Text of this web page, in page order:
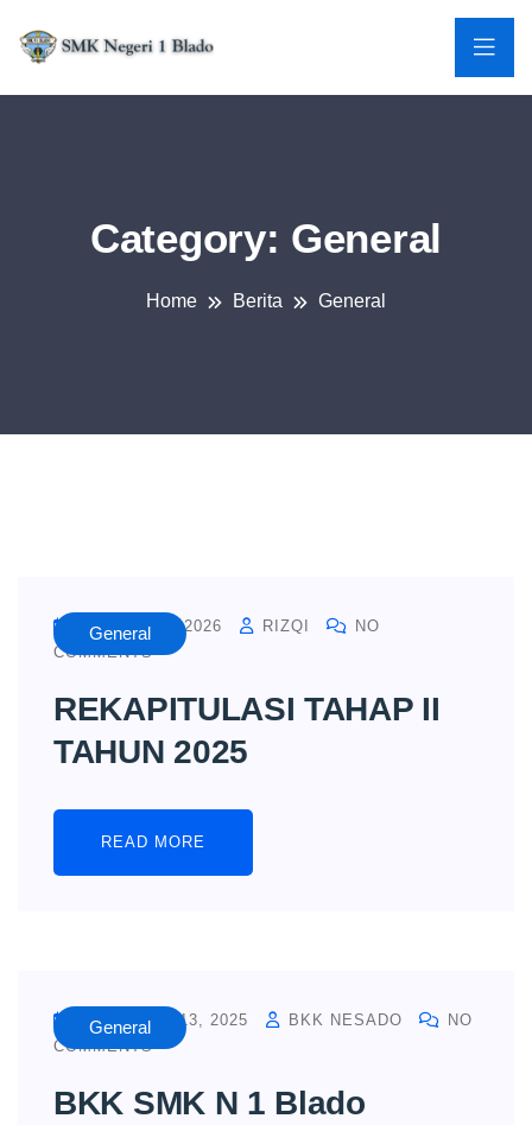
Category: General
Home Berita General
General
JANUARY 3, 2026 RIZQI
NO
COMMENTS
REKAPITULASI TAHAP II
TAHUN 2025
READ MORE
General
DECEMBER 13, 2025 BKK NESADO
NO
COMMENTS
BKK SMK N 1 Blado